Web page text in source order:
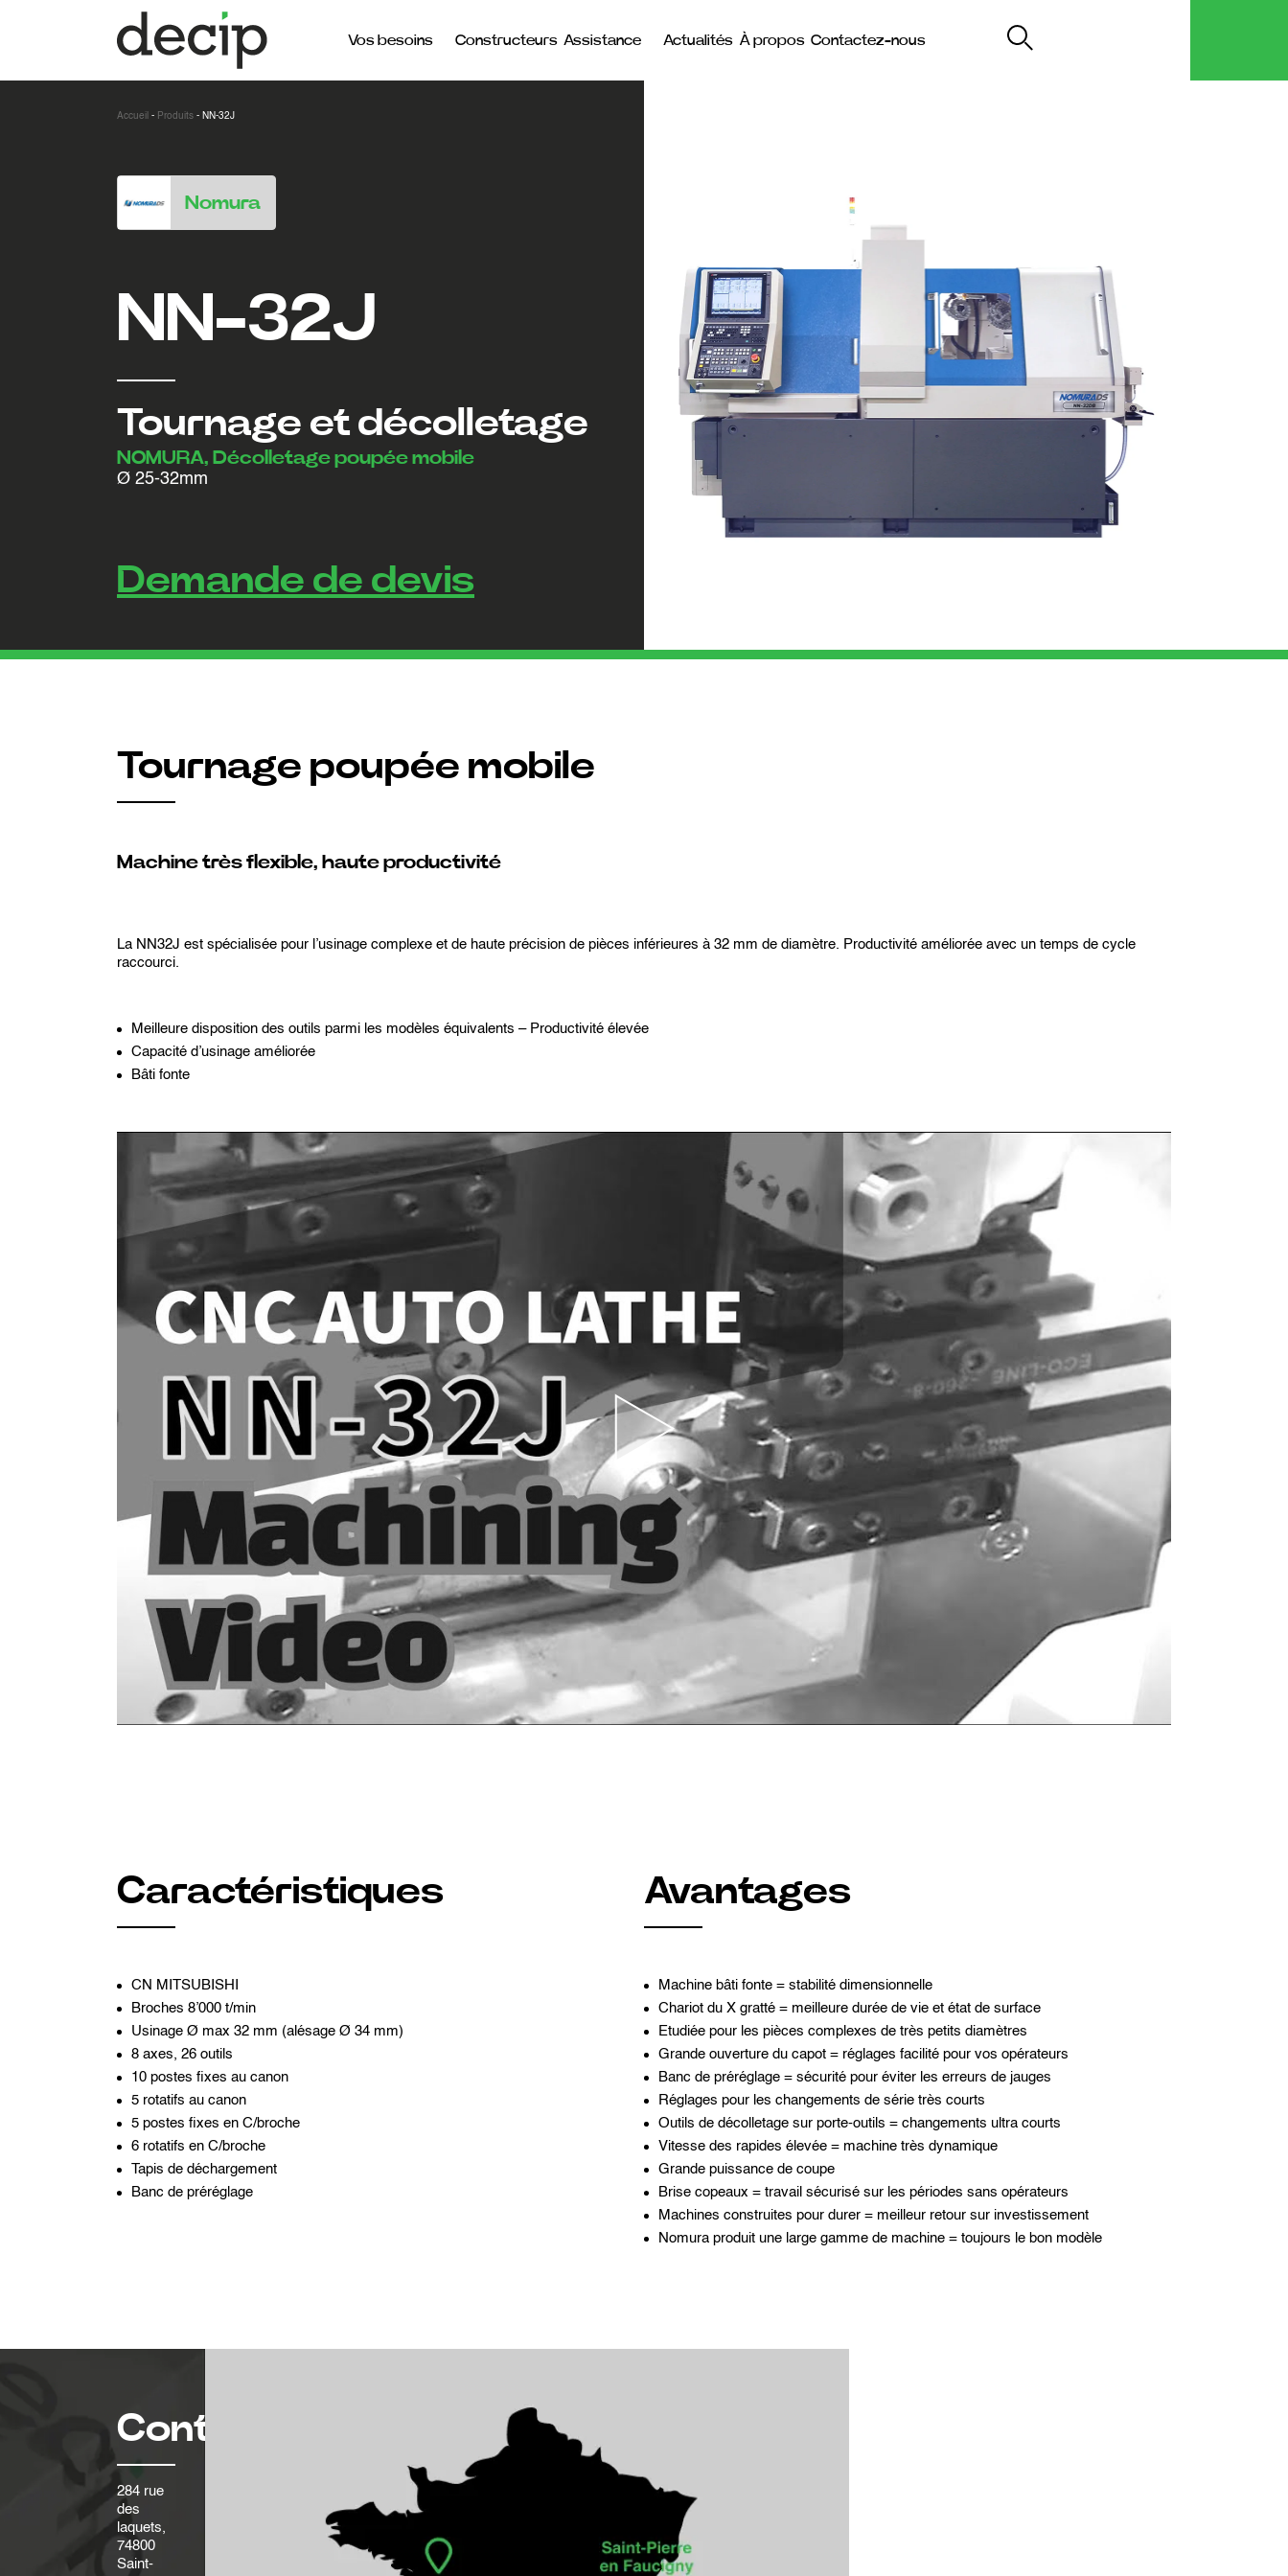
Vos besoins Constructeurs Assistance Actualités À propos Contactez-nous
Accueil - Produits - NN-32J
Nomura
NN-32J
Tournage et décolletage
NOMURA, Décolletage poupée mobile
Ø 25-32mm
Demande de devis
Tournage poupée mobile
Machine très flexible, haute productivité
La NN32J est spécialisée pour l’usinage complexe et de haute précision de pièces inférieures à 32 mm de diamètre. Productivité améliorée avec un temps de cycle
raccourci.
Meilleure disposition des outils parmi les modèles équivalents – Productivité élevée
Capacité d’usinage améliorée
Bâti fonte
Caractéristiques Avantages
CN MITSUBISHI
Broches 8’000 t/min
Usinage Ø max 32 mm (alésage Ø 34 mm)
8 axes, 26 outils
10 postes fixes au canon
5 rotatifs au canon
5 postes fixes en C/broche
6 rotatifs en C/broche
Tapis de déchargement
Banc de préréglage
Machine bâti fonte = stabilité dimensionnelle
Chariot du X gratté = meilleure durée de vie et état de surface
Etudiée pour les pièces complexes de très petits diamètres
Grande ouverture du capot = réglages facilité pour vos opérateurs
Banc de préréglage = sécurité pour éviter les erreurs de jauges
Réglages pour les changements de série très courts
Outils de décolletage sur porte-outils = changements ultra courts
Vitesse des rapides élevée = machine très dynamique
Grande puissance de coupe
Brise copeaux = travail sécurisé sur les périodes sans opérateurs
Machines construites pour durer = meilleur retour sur investissement
Nomura produit une large gamme de machine = toujours le bon modèle
Contact
284 rue
des
laquets,
74800
Saint-